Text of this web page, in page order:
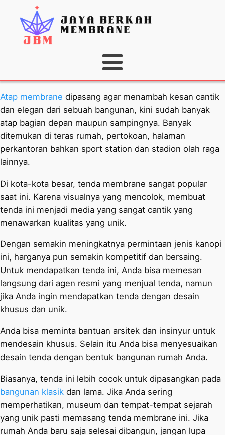
Atap membrane dipasang agar menambah kesan cantik
dan elegan dari sebuah bangunan, kini sudah banyak
atap bagian depan maupun sampingnya. Banyak
ditemukan di teras rumah, pertokoan, halaman
perkantoran bahkan sport station dan stadion olah raga
lainnya.
Di kota-kota besar, tenda membrane sangat popular
saat ini. Karena visualnya yang mencolok, membuat
tenda ini menjadi media yang sangat cantik yang
menawarkan kualitas yang unik.
Dengan semakin meningkatnya permintaan jenis kanopi
ini, harganya pun semakin kompetitif dan bersaing.
Untuk mendapatkan tenda ini, Anda bisa memesan
langsung dari agen resmi yang menjual tenda, namun
jika Anda ingin mendapatkan tenda dengan desain
khusus dan unik.
Anda bisa meminta bantuan arsitek dan insinyur untuk
mendesain khusus. Selain itu Anda bisa menyesuaikan
desain tenda dengan bentuk bangunan rumah Anda.
Biasanya, tenda ini lebih cocok untuk dipasangkan pada
bangunan klasik dan lama. Jika Anda sering
memperhatikan, museum dan tempat-tempat sejarah
yang unik pasti memasang tenda membrane ini. Jika
rumah Anda baru saja selesai dibangun, jangan lupa